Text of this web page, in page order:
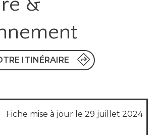
ITINÉRAIRE
Fiche mise à jour le 29 juillet 2024